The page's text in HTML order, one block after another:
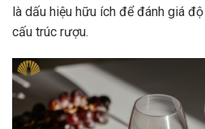
là dấu hiệu hữu ích để đánh giá
cấu trúc rượu.